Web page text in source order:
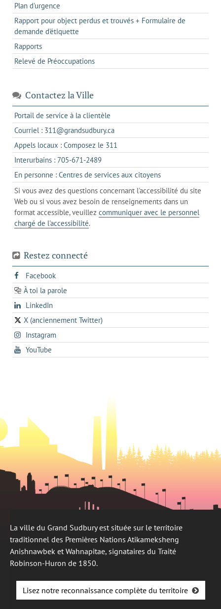
Plan d'urgence
Rapport pour object perdus et trouvés + Formulaire de
demande d'étiquette
Rapports
Relevé de Préoccupations
Contactez la Ville
Portail de service à la clientèle
dans
un
nouvel
Courriel : 311@grandsudbury.cas'ouvre
dans
votre
de
messagerie
Appels locaux : Composez le 311
dans
un
client
de
votre
téléphone
Interurbains : 705-671-2489s'ouvre
dans
un
client
de
votre
En personne : Centres de services aux citoyenss'ouvre
dans
l'onglet
actuel
Si vous avez des questions concernant l'accessibilité du site
Web ou si vous avez besoin de renseignements dans un
format accessible, veuillez communiquer avec le personnel
chargé de l'accessibilité.
Restez connecté
Facebooks'ouvre
dans
un
onglet
À toi la parole
opens
in
a
new
tab
LinkedInopens
in
a
new
X (anciennement Twitter)
s'ouvre
dans
un
nouvel
Instagrams'ouvre
dans
un
YouTube
dans
La ville du Grand Sudbury est située sur le territoire
traditionnel des Premières Nations Atikameksheng
Anishnawbek et Wahnapitae, signataires du Traité
Robinson-Huron de 1850.
Lisez notre reconnaissance complète du territoire